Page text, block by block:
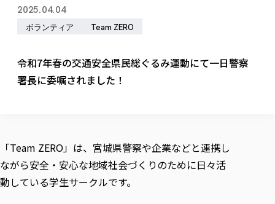
建学の精神・教育の理念
学長室の窓
各種方針
大学の歩み
学則
校歌の歴史
役員・評議員一覧
大学の取り組み
大学の取り組み
社会連携・研究
カリキュラム編成ガイドライン
研究活動における不正行為の防止等に関する対応
大学広報誌「TFU Newsletter 東北福祉大学通信」
初年次教育（リエゾンゼミⅠ）について
情報公開
寄附行為
事業計画／財務・事業報告
大学評価
IR情報
総合福祉学部
社会福祉学科
福祉行政学科
共生まちづくり学部
共生まちづくり学科
教育学部
健康科学部
リハビリテーション学科
医療経営管理学科
情報福祉マネジメント学科
仏教専修科
入学試験
デジタルパンフ
就職状況
東北福祉大学のキャリアサポート
進路・就職支援
東北福祉大学のキャリア教育
採用ご担当者様へ
採用ご担当者様へ
課外活動
課外活動 TOP
大学指定団体紹介
国際交流
交換留学生 Exchange students
海外留学・研修
社会連携・研究 TOP
東北福祉大学の研究活動
生涯教育・キャリア教育
生涯教育・キャリア教育TOP
関連法人
2025.04.04
ボランティア Team ZERO
令和7年春の交通安全県民総ぐるみ運動にて一日警察
署長に委嘱されました！
「Team ZERO」は、宮城県警察や企業などと連携し
ながら安全・安心な地域社会づくりのために日々活
動している学生サークルです。